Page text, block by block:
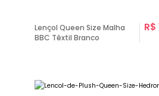
Lençol Queen Size Malha
BBC Têxtil Branco
R$